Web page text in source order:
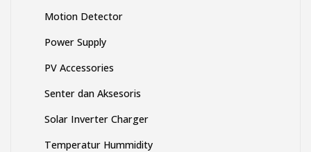
Motion Detector
Power Supply
PV Accessories
Senter dan Aksesoris
Solar Inverter Charger
Temperatur Hummidity